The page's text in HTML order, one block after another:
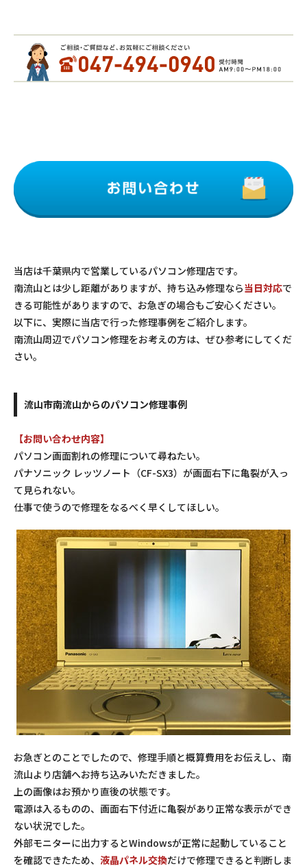
当店は千葉県内で営業しているパソコン修理店です。
南流山とは少し距離がありますが、持ち込み修理なら当日対応で
きる可能性がありますので、お急ぎの場合もご安心ください。
以下に、実際に当店で行った修理事例をご紹介します。
南流山周辺でパソコン修理をお考えの方は、ぜひ参考にしてくだ
さい。
流山市南流山からのパソコン修理事例
【お問い合わせ内容】
パソコン画面割れの修理について尋ねたい。
パナソニック レッツノート（CF-SX3）が画面右下に亀裂が入っ
て見られない。
仕事で使うので修理をなるべく早くしてほしい。
お急ぎとのことでしたので、修理手順と概算費用をお伝えし、南
流山より店舗へお持ち込みいただきました。
上の画像はお預かり直後の状態です。
電源は入るものの、画面右下付近に亀裂があり正常な表示ができ
ない状況でした。
外部モニターに出力するとWindowsが正常に起動していること
を確認できたため、 液晶パネル交換だけで修理できると判断しま